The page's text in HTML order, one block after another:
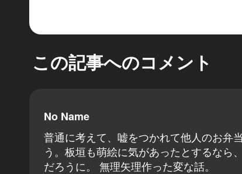
この記事へのコメント
No Name
普通に考えて、嘘をつかれて他人のお弁
う。板垣も萌絵に気があったとするなら
だろうに。 無理矢理作った変な話。